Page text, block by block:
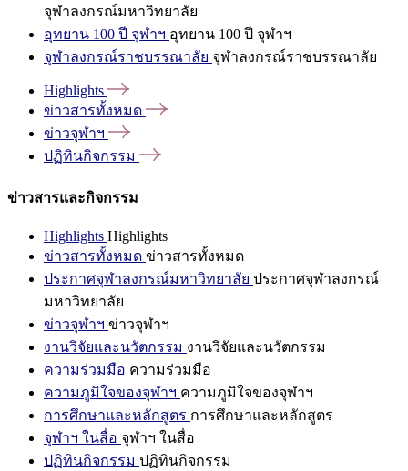
จุฬาลงกรณ์มหาวิทยาลัย
อุทยาน 100 ปี จุฬาฯ อุทยาน 100 ปี จุฬาฯ
จุฬาลงกรณ์ราชบรรณาลัย จุฬาลงกรณ์ราชบรรณาลัย
Highlights
ข่าวสารทั้งหมด
ข่าวจุฬาฯ
ปฏิทินกิจกรรม
ข่าวสารและกิจกรรม
Highlights Highlights
ข่าวสารทั้งหมด ข่าวสารทั้งหมด
ประกาศจุฬาลงกรณ์มหาวิทยาลัย ประกาศจุฬาลงกรณ์
มหาวิทยาลัย
ข่าวจุฬาฯ ข่าวจุฬาฯ
งานวิจัยและนวัตกรรม งานวิจัยและนวัตกรรม
ความร่วมมือ ความร่วมมือ
ความภูมิใจของจุฬาฯ ความภูมิใจของจุฬาฯ
การศึกษาและหลักสูตร การศึกษาและหลักสูตร
จุฬาฯ ในสื่อ จุฬาฯ ในสื่อ
ปฏิทินกิจกรรม ปฏิทินกิจกรรม